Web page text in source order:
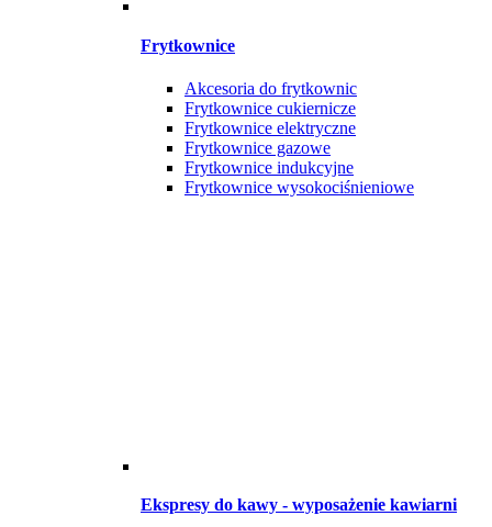
Frytkownice
Akcesoria do frytkownic
Frytkownice cukiernicze
Frytkownice elektryczne
Frytkownice gazowe
Frytkownice indukcyjne
Frytkownice wysokociśnieniowe
Ekspresy do kawy - wyposażenie kawiarni